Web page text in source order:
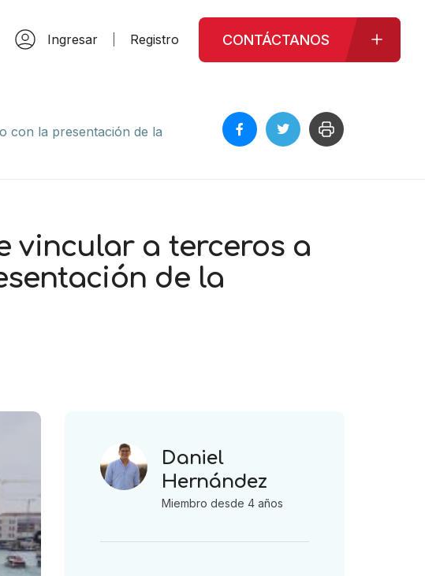
Ingresar Registro CONTÁCTANOS
con la presentación de la
vincular a terceros a
de la
Daniel
Hernández
Miembro desde 4 años